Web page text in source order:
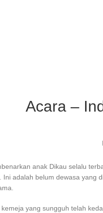
Acara –
anak Dikau selalu
adalah belum dewasa yang
yang sungguh telah